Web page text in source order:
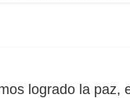
logrado la paz,